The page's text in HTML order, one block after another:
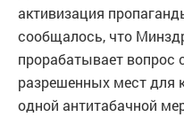
активизация
сообщалось, что
прорабатывает вопрос
разрешенных мест для
одной антитабачной